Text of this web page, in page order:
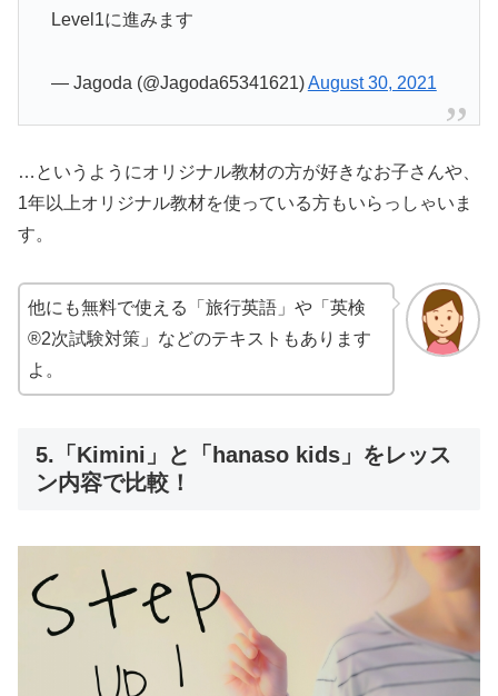
Level1に進みます
— Jagoda (@Jagoda65341621)August 30, 2021
…というようにオリジナル教材の方が好きなお子さんや、
1年以上オリジナル教材を使っている方もいらっしゃいま
す。
他にも無料で使える「旅行英語」や「英検
®2次試験対策」などのテキストもあります
よ。
5.「Kimini」と「hanaso kids」をレッス
ン内容で比較！